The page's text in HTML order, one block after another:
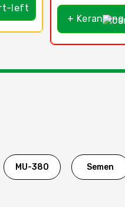
+ Keranjang
MU-380 Semen